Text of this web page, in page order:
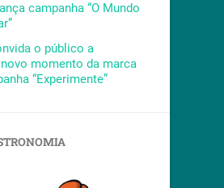
campanha “O Mundo
o público a
momento da marca
“Experimente”